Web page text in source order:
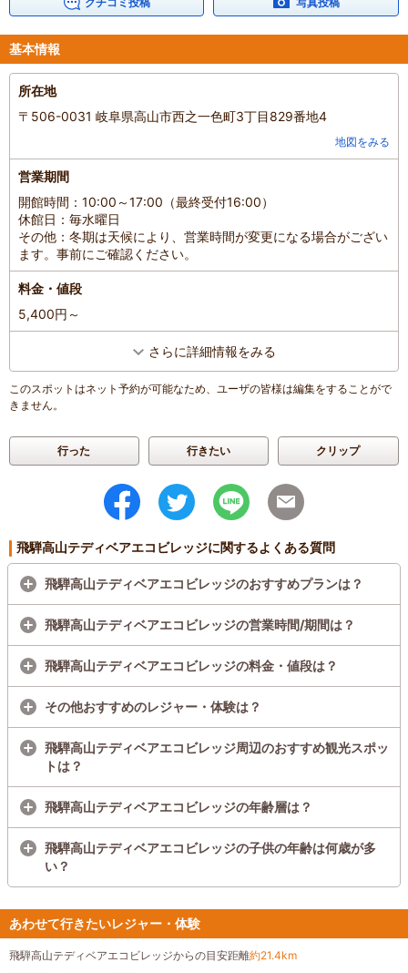
基本情報
所在地
〒506-0031 岐阜県高山市西之一色町3丁目829番地4
地図をみる
営業期間
開館時間：10:00～17:00（最終受付16:00）
休館日：毎水曜日
その他：冬期は天候により、営業時間が変更になる場合がござい
ます。事前にご確認ください。
料金・値段
5,400円～
さらに詳細情報をみる
このスポットはネット予約が可能なため、ユーザの皆様は編集をすることがで
きません。
行った 行きたい クリップ
飛騨高山テディベアエコビレッジに関するよくある質問
飛騨高山テディベアエコビレッジのおすすめプランは？
飛騨高山テディベアエコビレッジの営業時間/期間は？
飛騨高山テディベアエコビレッジの料金・値段は？
その他おすすめのレジャー・体験は？
飛騨高山テディベアエコビレッジ周辺のおすすめ観光スポッ
トは？
飛騨高山テディベアエコビレッジの年齢層は？
飛騨高山テディベアエコビレッジの子供の年齢は何歳が多
い？
あわせて行きたいレジャー・体験
飛騨高山テディベアエコビレッジからの目安距離約21.4km